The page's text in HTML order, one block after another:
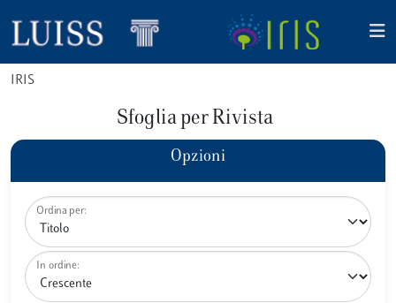
IRIS
Sfoglia per Rivista
Opzioni
Ordina per:
In ordine: